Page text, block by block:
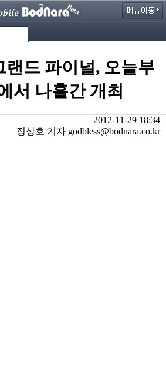
랜드 파이널, 오늘부
서 나흘간 개최
2012-11-29 18:34
정상호 기자 godbless@bodnara.co.kr